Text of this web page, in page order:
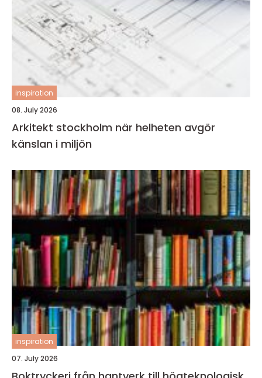
inspiration
08. July 2026
Arkitekt stockholm när helheten avgör
känslan i miljön
inspiration
07. July 2026